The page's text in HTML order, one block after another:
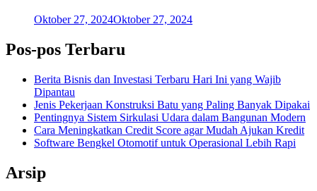
Oktober 27, 2024Oktober 27, 2024
Pos-pos Terbaru
Berita Bisnis dan Investasi Terbaru Hari Ini yang Wajib
Dipantau
Jenis Pekerjaan Konstruksi Batu yang Paling Banyak Dipakai
Pentingnya Sistem Sirkulasi Udara dalam Bangunan Modern
Cara Meningkatkan Credit Score agar Mudah Ajukan Kredit
Software Bengkel Otomotif untuk Operasional Lebih Rapi
Arsip